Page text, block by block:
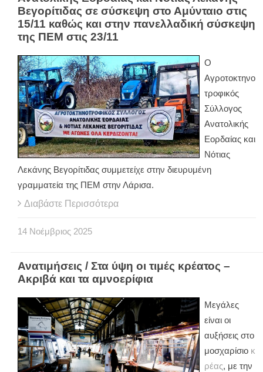
Βεγορίτιδας σε σύσκεψη στο Αμύνταιο στις
15/11 καθώς και στην πανελλαδική σύσκεψη
της ΠΕΜ στις 23/11
Ο
Αγροτοκτηνο
τροφικός
Σύλλογος
Ανατολικής
Εορδαίας και
Νότιας
Λεκάνης Βεγορίτιδας συμμετείχε στην διευρυμένη
γραμματεία της ΠΕΜ στην Λάρισα.
Διαβάστε Περισσότερα
14 Νοέμβριος 2025
Ανατιμήσεις / Στα ύψη οι τιμές κρέατος –
Ακριβά και τα αμνοερίφια
Μεγάλες
είναι οι
αυξήσεις στο
μοσχαρίσιο κ
ρέας, με την